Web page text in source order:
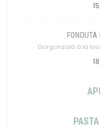
FONDUTA
Gorgonzola à la